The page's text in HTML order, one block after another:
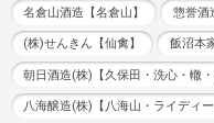
名倉山酒造【名倉山】 惣誉酒
(株)せんきん【仙禽】 飯沼本
朝日酒造(株)【久保田・洗心・轍・
八海醸造(株)【八海山・ライディー